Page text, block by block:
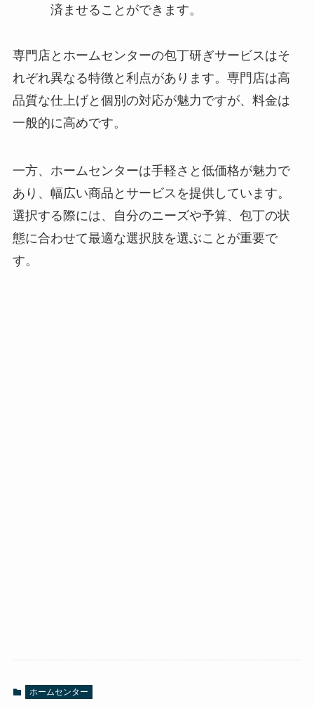
済ませることができます。
専門店とホームセンターの包丁研ぎサービスはそ
れぞれ異なる特徴と利点があります。専門店は高
品質な仕上げと個別の対応が魅力ですが、料金は
一般的に高めです。
一方、ホームセンターは手軽さと低価格が魅力で
あり、幅広い商品とサービスを提供しています。
選択する際には、自分のニーズや予算、包丁の状
態に合わせて最適な選択肢を選ぶことが重要で
す。
ホームセンター